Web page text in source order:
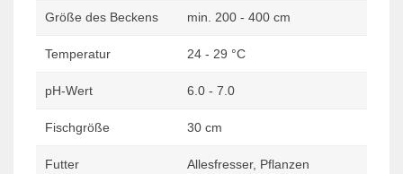
Größe des Beckens min. 200 - 400 cm
Temperatur 24 - 29 °C
pH-Wert 6.0 - 7.0
Fischgröße 30 cm
Futter Allesfresser, Pflanzen